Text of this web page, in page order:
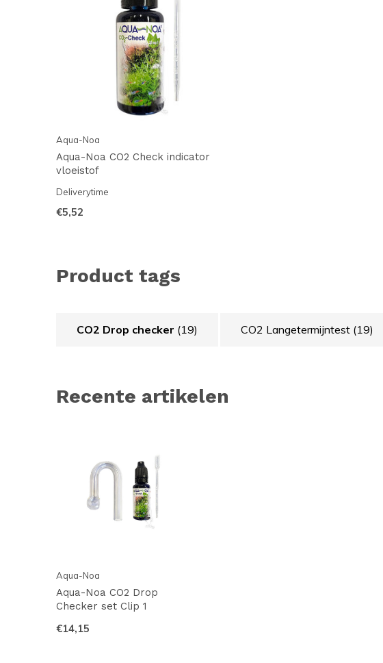
Aqua-Noa
Aqua-Noa CO2 Check indicator
vloeistof
Deliverytime
€5,52
Product tags
CO2 Drop checker (19) CO2 Langetermijntest (19)
Recente artikelen
Aqua-Noa
Aqua-Noa CO2 Drop
Checker set Clip 1
€14,15